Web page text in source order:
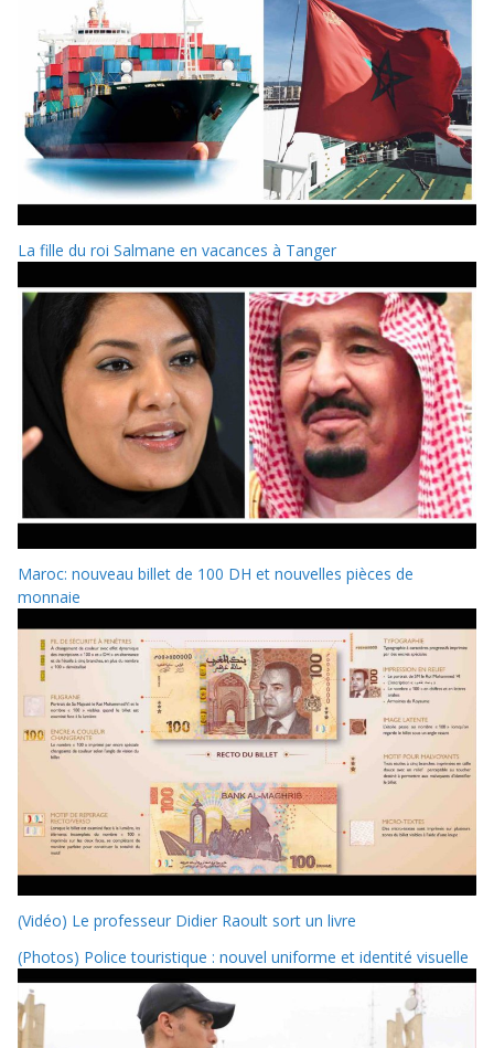
La fille du roi Salmane en vacances à Tanger
Maroc: nouveau billet de 100 DH et nouvelles pièces de
monnaie
(Vidéo) Le professeur Didier Raoult sort un livre
(Photos) Police touristique : nouvel uniforme et identité visuelle